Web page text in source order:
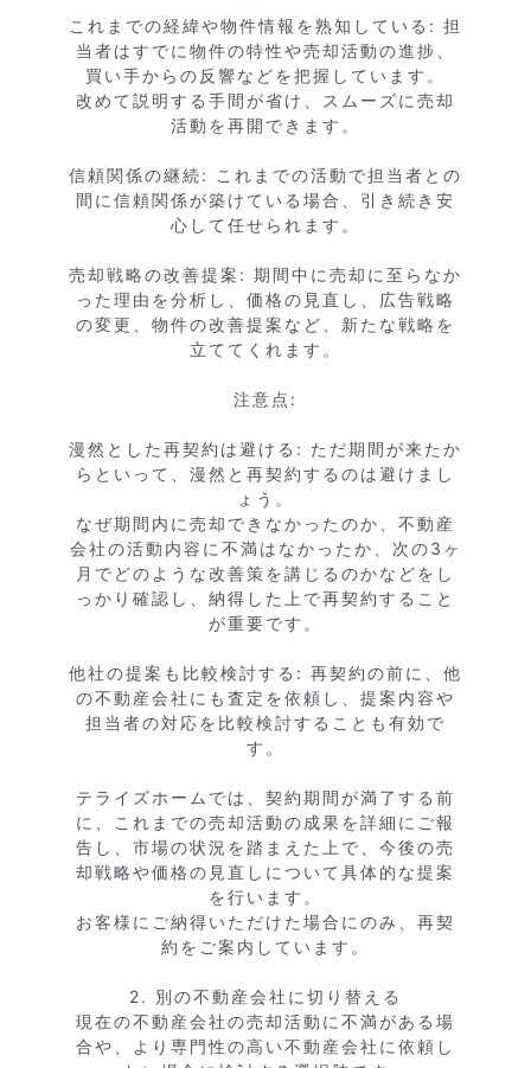
これまでの経緯や物件情報を熟知している: 担
当者はすでに物件の特性や売却活動の進捗、
買い手からの反響などを把握しています。
改めて説明する手間が省け、スムーズに売却
活動を再開できます。
信頼関係の継続: これまでの活動で担当者との
間に信頼関係が築けている場合、引き続き安
心して任せられます。
売却戦略の改善提案: 期間中に売却に至らなか
った理由を分析し、価格の見直し、広告戦略
の変更、物件の改善提案など、新たな戦略を
立ててくれます。
注意点:
漫然とした再契約は避ける: ただ期間が来たか
らといって、漫然と再契約するのは避けまし
ょう。
なぜ期間内に売却できなかったのか、不動産
会社の活動内容に不満はなかったか、次の3ヶ
月でどのような改善策を講じるのかなどをし
っかり確認し、納得した上で再契約すること
が重要です。
他社の提案も比較検討する: 再契約の前に、他
の不動産会社にも査定を依頼し、提案内容や
担当者の対応を比較検討することも有効で
す。
テライズホームでは、契約期間が満了する前
に、これまでの売却活動の成果を詳細にご報
告し、市場の状況を踏まえた上で、今後の売
却戦略や価格の見直しについて具体的な提案
を行います。
お客様にご納得いただけた場合にのみ、再契
約をご案内しています。
2. 別の不動産会社に切り替える
現在の不動産会社の売却活動に不満がある場
合や、より専門性の高い不動産会社に依頼し